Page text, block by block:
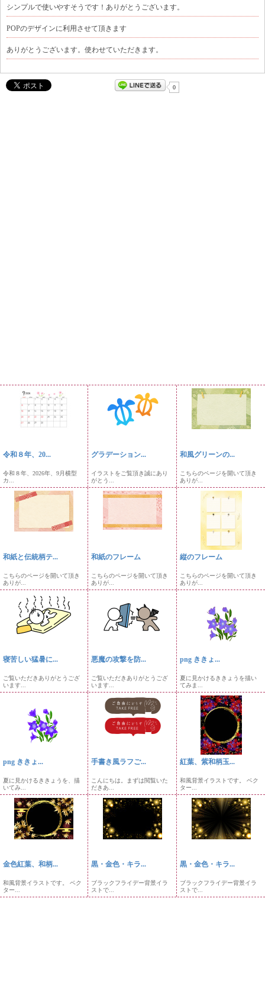
シンプルで使いやすそうです！ありがとうございます。
POPのデザインに利用させて頂きます
ありがとうございます。使わせていただきます。
0
令和８年、20...
令和８年、2026年、9月横型
カ...
グラデーション...
イラストをご覧頂き誠にあり
がとう...
和風グリーンの...
こちらのページを開いて頂き
ありが...
和紙と伝統柄テ...
こちらのページを開いて頂き
ありが...
和紙のフレーム
こちらのページを開いて頂き
ありが...
縦のフレーム
こちらのページを開いて頂き
ありが...
寝苦しい猛暑に...
ご覧いただきありがとうござ
います...
悪魔の攻撃を防...
ご覧いただきありがとうござ
います...
png ききょ...
夏に見かけるききょうを描い
てみま...
png ききょ...
夏に見かけるききょうを、描
いてみ...
手書き風ラフご...
こんにちは。まずは閲覧いた
だきあ...
紅葉、紫和柄玉...
和風背景イラストです。 ベク
ター...
金色紅葉、和柄...
和風背景イラストです。 ベク
ター...
黒・金色・キラ...
ブラックフライデー背景イラ
ストで...
黒・金色・キラ...
ブラックフライデー背景イラ
ストで...